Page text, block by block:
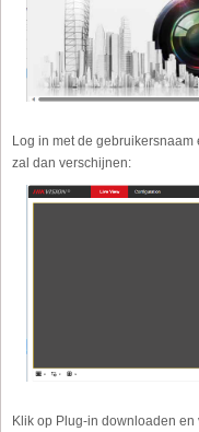
Log in met de
zal dan verschijnen:
Klik op Plug-in downloaden